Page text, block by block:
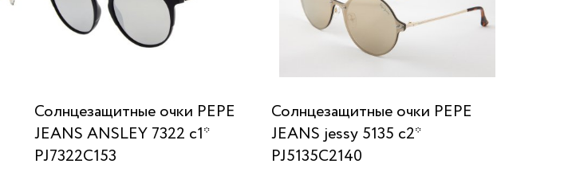
Солнцезащитные очки PEPE
JEANS ANSLEY 7322 c1*
PJ7322C153
Солнцезащитные очки PEPE
JEANS jessy 5135 с2*
PJ5135C2140